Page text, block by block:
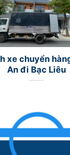
xe chuyển
An đi Bạc Liêu